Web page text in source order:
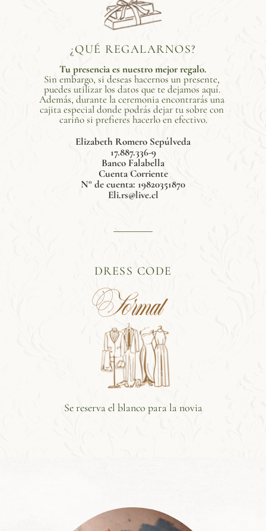
¿QUÉ REGALARNOS?
Tu presencia es nuestro mejor regalo.
Sin embargo, si deseas hacernos un presente,
puedes utilizar los datos que te dejamos aquí.
Además, durante la ceremonia encontrarás una
cajita especial donde podrás dejar tu sobre con
cariño si prefieres hacerlo en efectivo.
Elizabeth Romero Sepúlveda
17.887.336-9
Banco Falabella
Cuenta Corriente
N° de cuenta: 19820351870
Eli.rs@live.cl
DRESS CODE
Formal
Se reserva el blanco para la novia